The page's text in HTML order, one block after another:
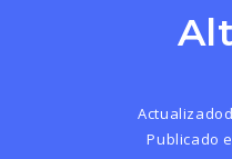
Actualizado
Publicado